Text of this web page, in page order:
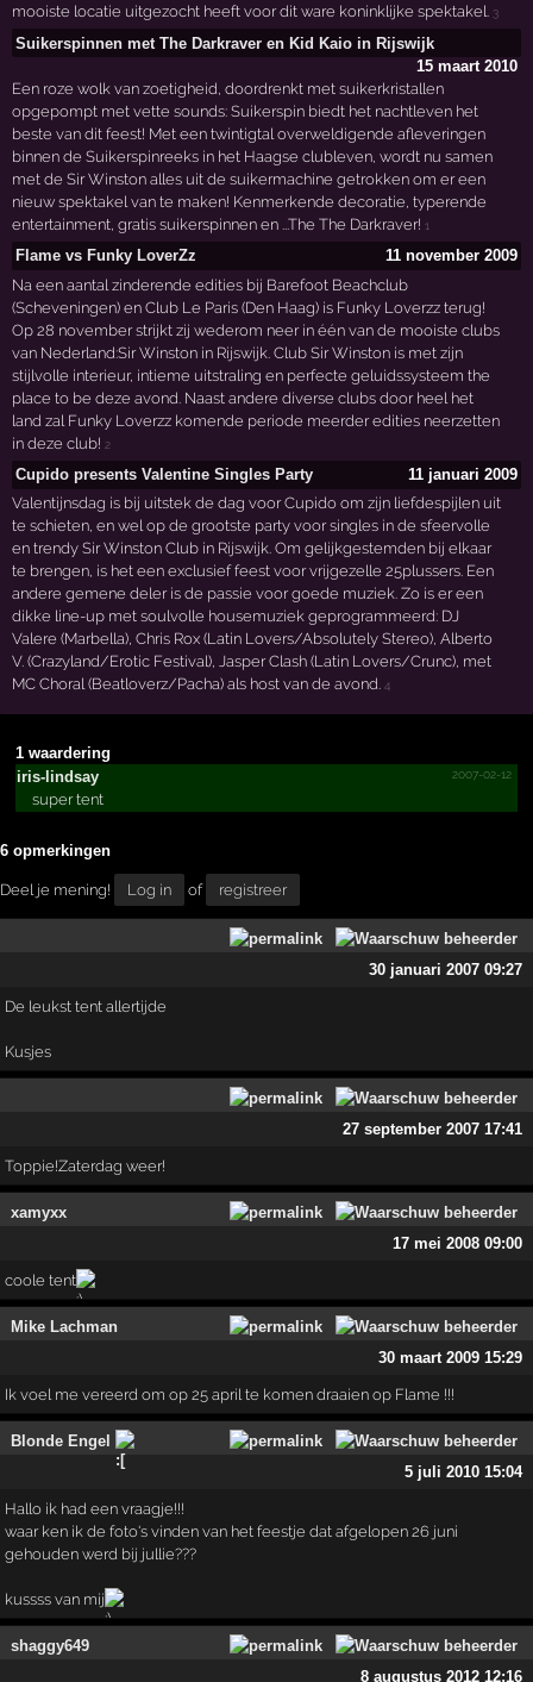
mooiste locatie uitgezocht heeft voor dit ware koninklijke spektakel. 3
Suikerspinnen met The Darkraver en Kid Kaio in Rijswijk
15 maart 2010
Een roze wolk van zoetigheid, doordrenkt met suikerkristallen
opgepompt met vette sounds: Suikerspin biedt het nachtleven het
beste van dit feest! Met een twintigtal overweldigende afleveringen
binnen de Suikerspinreeks in het Haagse clubleven, wordt nu samen
met de Sir Winston alles uit de suikermachine getrokken om er een
nieuw spektakel van te maken! Kenmerkende decoratie, typerende
entertainment, gratis suikerspinnen en ...The The Darkraver!1
Flame vs Funky LoverZz
11 november 2009
Na een aantal zinderende edities bij Barefoot Beachclub
(Scheveningen) en Club Le Paris (Den Haag) is Funky Loverzz terug!
Op 28 november strijkt zij wederom neer in één van de mooiste clubs
van Nederland:Sir Winston in Rijswijk. Club Sir Winston is met zijn
stijlvolle interieur, intieme uitstraling en perfecte geluidssysteem the
place to be deze avond. Naast andere diverse clubs door heel het
land zal Funky Loverzz komende periode meerder edities neerzetten
in deze club! 2
Cupido presents Valentine Singles Party
11 januari 2009
Valentijnsdag is bij uitstek de dag voor Cupido om zijn liefdespijlen uit
te schieten, en wel op de grootste party voor singles in de sfeervolle
en trendy Sir Winston Club in Rijswijk. Om gelijkgestemden bij elkaar
te brengen, is het een exclusief feest voor vrijgezelle 25plussers. Een
andere gemene deler is de passie voor goede muziek. Zo is er een
dikke line-up met soulvolle housemuziek geprogrammeerd: DJ
Valere (Marbella), Chris Rox (Latin Lovers/Absolutely Stereo), Alberto
V. (Crazyland/Erotic Festival), Jasper Clash (Latin Lovers/Crunc), met
MC Choral (Beatloverz/Pacha) als host van de avond.4
1 waardering
iris-lindsay
2007-02-12
super tent
6 opmerkingen
Deel je mening! Log in of registreer
30 januari 2007 09:27
De leukst tent allertijde
Kusjes
27 september 2007 17:41
Toppie!Zaterdag weer!
xamyxx
17 mei 2008 09:00
coole tent
Mike Lachman
30 maart 2009 15:29
Ik voel me vereerd om op 25 april te komen draaien op Flame !!!
Blonde Engel
5 juli 2010 15:04
Hallo ik had een vraagje!!!
waar ken ik de foto's vinden van het feestje dat afgelopen 26 juni
gehouden werd bij jullie???
kussss van mij
shaggy649
8 augustus 2012 12:16